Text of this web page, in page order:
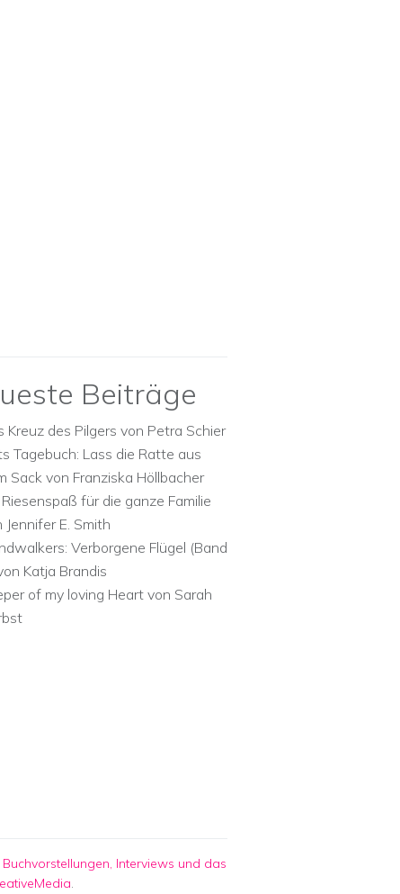
Beiträge
Kreuz des Pilgers von Petra Schier
Tagebuch: Lass die Ratte aus
Sack von Franziska Höllbacher
Riesenspaß für die ganze Familie
Jennifer E. Smith
Verborgene Flügel (Band
Katja Brandis
of my loving Heart von Sarah
Interviews und das
.